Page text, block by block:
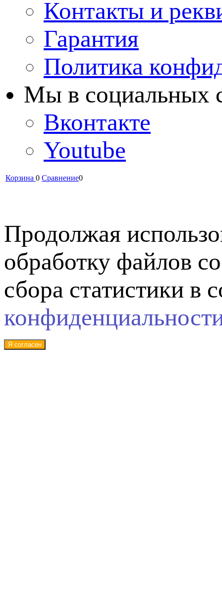
Контакты и
Гарантия
Политика
Мы в cоциальных
Вконтакте
Youtube
Корзина 0 Сравнение0
Продолжая
обработку файлов
сбора статистики в
Я согласен